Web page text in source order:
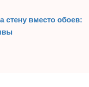
стену вместо обоев: